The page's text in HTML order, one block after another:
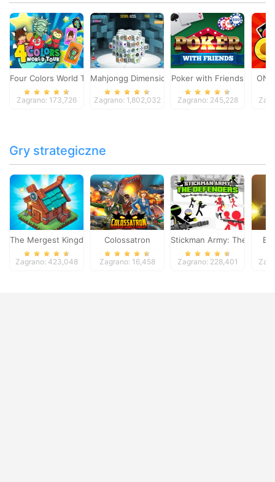
Four Colors World Tour
Zagrano: 173,726
Mahjongg Dimensions
Zagrano: 1,802,032
Poker with Friends
Zagrano: 245,228
Gry strategiczne
The Mergest Kingdom
Zagrano: 423,048
Colossatron
Zagrano: 16,458
Stickman Army: The
Zagrano: 228,401